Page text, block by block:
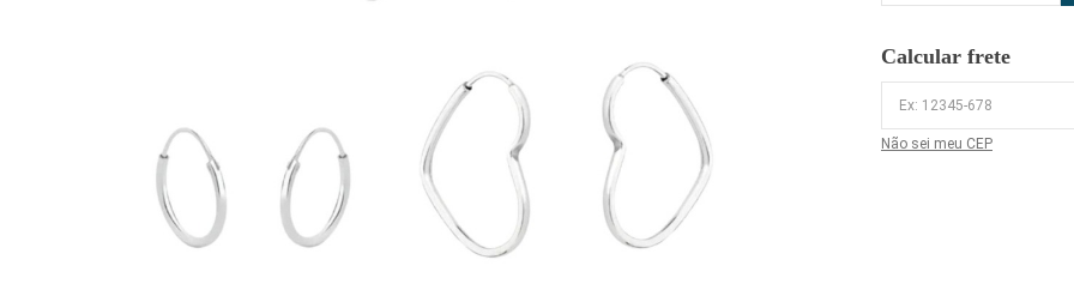
Calcular frete
Não sei meu CEP